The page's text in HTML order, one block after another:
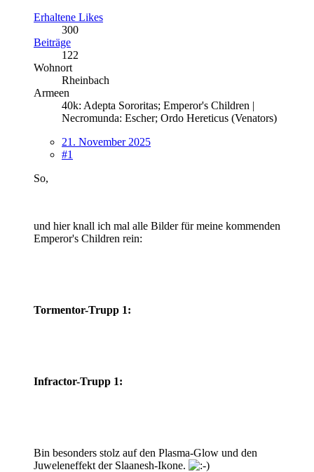
Erhaltene Likes
300
Beiträge
122
Wohnort
Rheinbach
Armeen
40k: Adepta Sororitas; Emperor's Children |
Necromunda: Escher; Ordo Hereticus (Venators)
21. November 2025
#1
So,
und hier knall ich mal alle Bilder für meine kommenden
Emperor's Children rein:
Tormentor-Trupp 1:
Infractor-Trupp 1:
Bin besonders stolz auf den Plasma-Glow und den
Juweleneffekt der Slaanesh-Ikone.